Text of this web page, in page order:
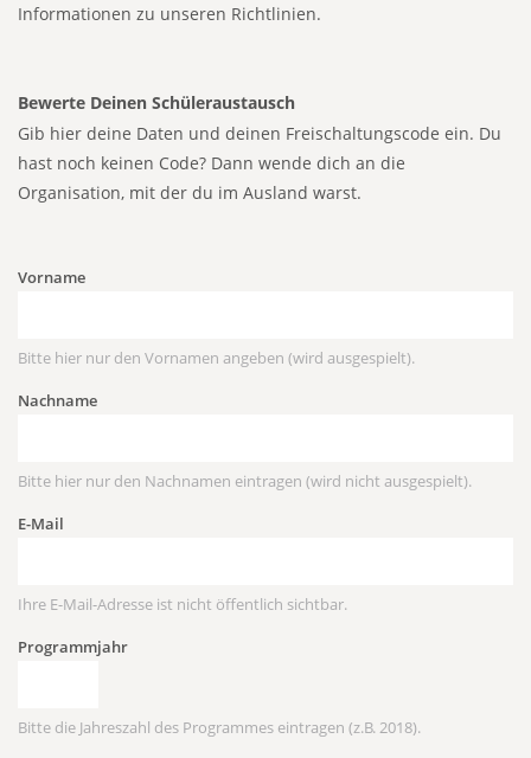
Informationen zu unseren Richtlinien.
Bewerte Deinen Schüleraustausch
Gib hier deine Daten und deinen Freischaltungscode ein. Du
hast noch keinen Code? Dann wende dich an die
Organisation, mit der du im Ausland warst.
Vorname
Bitte hier nur den Vornamen angeben (wird ausgespielt).
Nachname
Bitte hier nur den Nachnamen eintragen (wird nicht ausgespielt).
E-Mail
Ihre E-Mail-Adresse ist nicht öffentlich sichtbar.
Programmjahr
Bitte die Jahreszahl des Programmes eintragen (z.B. 2018).